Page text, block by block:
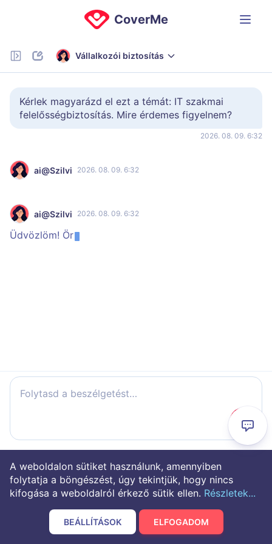
CoverMe
Vállalkozói biztosítás
Kérlek magyarázd el ezt a témát: IT szakmai
felelősségbiztosítás. Mire érdemes figyelnem?
2026. 08. 09. 6:32
ai@Szilvi 2026. 08. 09. 6:32
ai@Szilvi 2026. 08. 09. 6:32
Üdvözlöm! Ör
Folytasd a beszélgetést…
A weboldalon sütiket használunk, amennyiben
folytatja a böngészést, úgy tekintjük, hogy nincs
kifogása a weboldalról érkező sütik ellen. Részletek...
BEÁLLÍTÁSOK ELFOGADOM